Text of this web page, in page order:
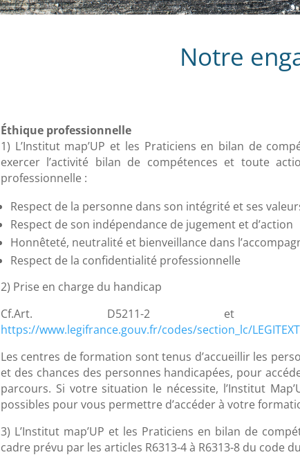
Notre
Éthique professionnelle
1) L’Institut map’UP et les Praticiens en bilan de
exercer l’activité bilan de compétences et toute
professionnelle :
Respect de la personne dans son intégrité et ses
Respect de son indépendance de jugement et d’action
Honnêteté, neutralité et bienveillance dans
Respect de la confidentialité professionnelle
2) Prise en charge du handicap
Cf.Art. D5211-2 et
https://www.legifrance.gouv.fr/codes/section_lc/
Les centres de formation sont tenus d’accueillir les
et des chances des personnes handicapées, pour
parcours. Si votre situation le nécessite, l’Institut
possibles pour vous permettre d’accéder à votre
3) L’Institut map’UP et les Praticiens en bilan de
cadre prévu par les articles R6313-4 à R6313-8 du code